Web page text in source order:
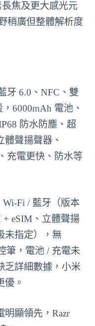
焦及更大感光元
稍廣但整體解析度
牙 6.0、NFC、雙
6000mAh 電池、
防水防塵、超
聲揚聲器、
充電更快、防水等
Wi-Fi / 藍牙（版本
+ eSIM、立體聲揚
未指定），無
筆，電池 / 充電未
乏詳細數據，小米
優。
明顯領先，Razr